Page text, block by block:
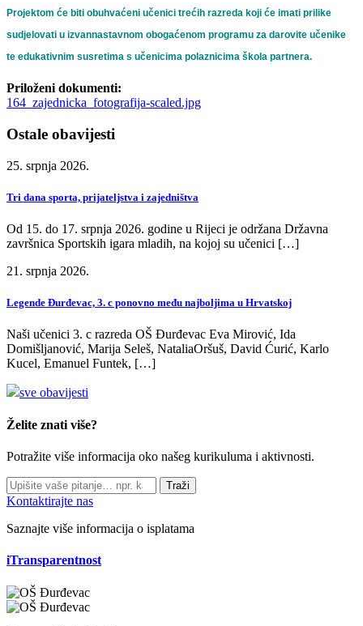
Projektom će biti obuhvaćeni učenici trećih razreda koji će imati prilike
sudjelovati u izvannastavnom obogaćenom programu za darovite učenike
te edukativnim susretima s učenicima polaznicima škola partnera.
Priloženi dokumenti:
164_zajednicka_fotografija-scaled.jpg
Ostale obavijesti
25. srpnja 2026.
Tri dana sporta, prijateljstva i zajedništva
Od 15. do 17. srpnja 2026. godine u Rijeci je održana Državna
završnica Sportskih igara mladih, na kojoj su učenici […]
21. srpnja 2026.
Legende Đurđevac, 3. c ponovno među najboljima u Hrvatskoj
Naši učenici 3. c razreda OŠ Đurđevac Eva Mirović, Ida
Domišljanović, Marija Seleš, NataliaOršuš, David Ćurić, Karlo
Kucel, Emanuel Funtek, […]
sve obavijesti
Želite znati više?
Potražite više informacija oko našeg kurikuluma i aktivnosti.
Traži
Kontaktirajte nas
Saznajte više informacija o isplatama
iTransparentnost